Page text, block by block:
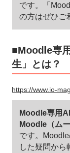
です。「
の方はぜひご
■Moodle専
生」とは？
https://www.io-
Moodle専用
Moodle（ム
です。
した疑問から